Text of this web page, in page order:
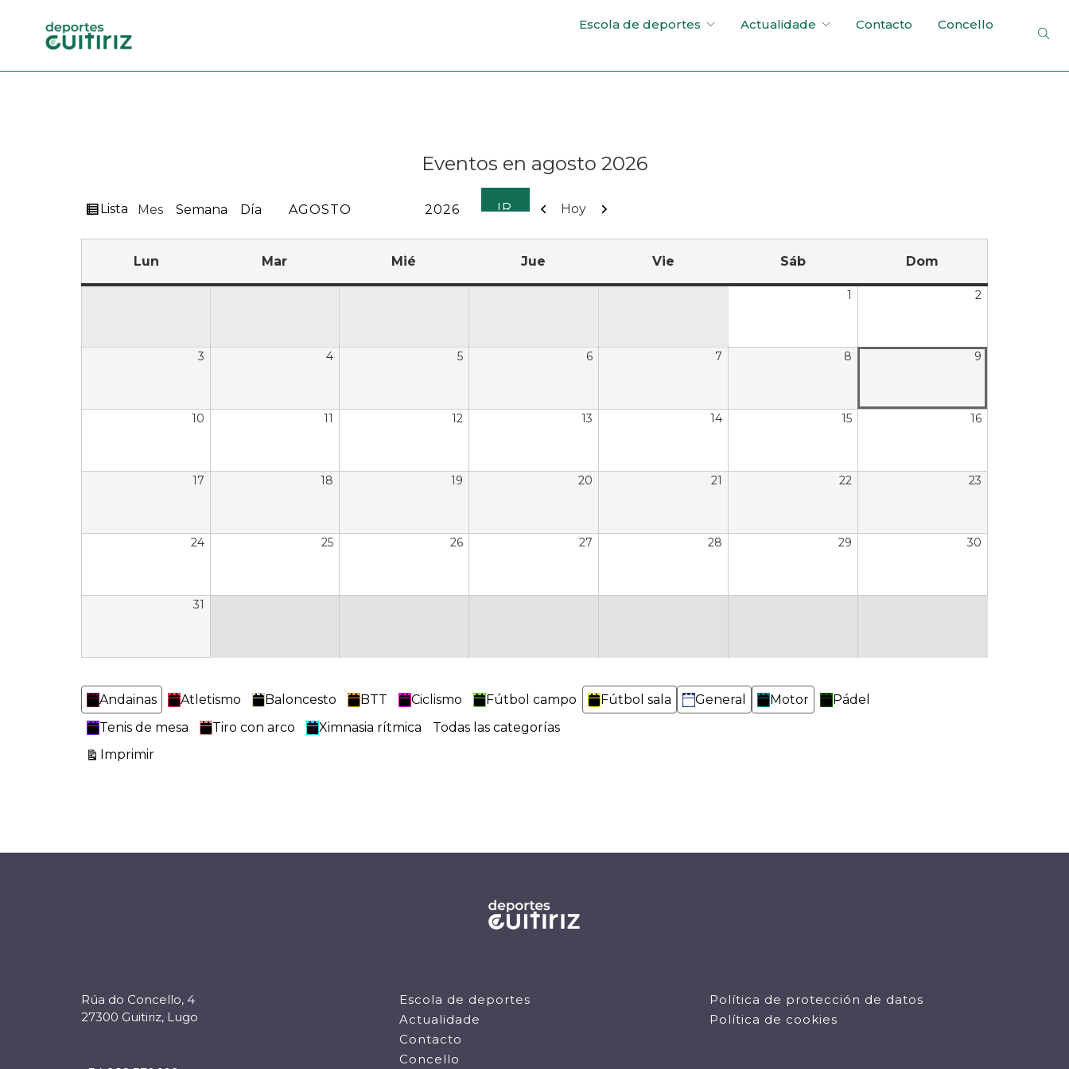
Escola de deportes Actualidade Contacto Concello
Eventos en agosto 2026
Ver
Lista Mes Semana Día MES
AÑO
Anterior
Hoy Siguiente
Lun Mar Mié Jue Vie Sáb Dom
1 2
3 4 5 6 7 8 9
10 11 12 13 14 15 16
17 18 19 20 21 22 23
24 25 26 27 28 29 30
31
Categorías
Andainas Atletismo Baloncesto BTT Ciclismo Fútbol campo Fútbol sala General Motor
Pádel
Tenis de mesa
Tiro con arco Ximnasia rítmica
Todas las categorías
ImprimirVistas
Rúa do Concello, 4
27300 Guitiriz, Lugo
Escola de deportes
Actualidade
Contacto
Concello
Política de protección de datos
Política de cookies